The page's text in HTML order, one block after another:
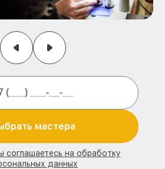
мастера
соглашаетесь на обработку
данных